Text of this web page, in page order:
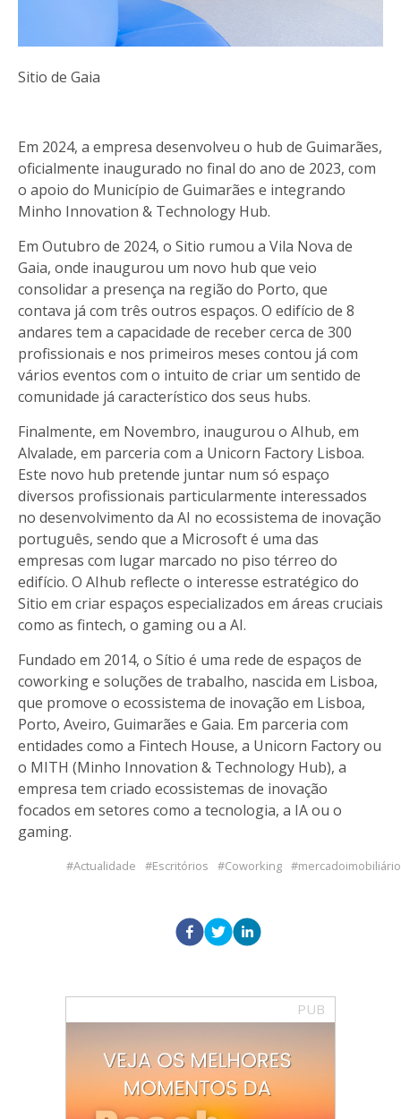
Sitio de Gaia
Em 2024, a empresa desenvolveu o hub de Guimarães,
oficialmente inaugurado no final do ano de 2023, com
o apoio do Município de Guimarães e integrando
Minho Innovation & Technology Hub.
Em Outubro de 2024, o Sitio rumou a Vila Nova de
Gaia, onde inaugurou um novo hub que veio
consolidar a presença na região do Porto, que
contava já com três outros espaços. O edifício de 8
andares tem a capacidade de receber cerca de 300
profissionais e nos primeiros meses contou já com
vários eventos com o intuito de criar um sentido de
comunidade já característico dos seus hubs.
Finalmente, em Novembro, inaugurou o AIhub, em
Alvalade, em parceria com a Unicorn Factory Lisboa.
Este novo hub pretende juntar num só espaço
diversos profissionais particularmente interessados
no desenvolvimento da AI no ecossistema de inovação
português, sendo que a Microsoft é uma das
empresas com lugar marcado no piso térreo do
edifício. O AIhub reflecte o interesse estratégico do
Sitio em criar espaços especializados em áreas cruciais
como as fintech, o gaming ou a AI.
Fundado em 2014, o Sítio é uma rede de espaços de
coworking e soluções de trabalho, nascida em Lisboa,
que promove o ecossistema de inovação em Lisboa,
Porto, Aveiro, Guimarães e Gaia. Em parceria com
entidades como a Fintech House, a Unicorn Factory ou
o MITH (Minho Innovation & Technology Hub), a
empresa tem criado ecossistemas de inovação
focados em setores como a tecnologia, a IA ou o
gaming.
Actualidade Escritórios Coworking mercadoimobiliário
PUB